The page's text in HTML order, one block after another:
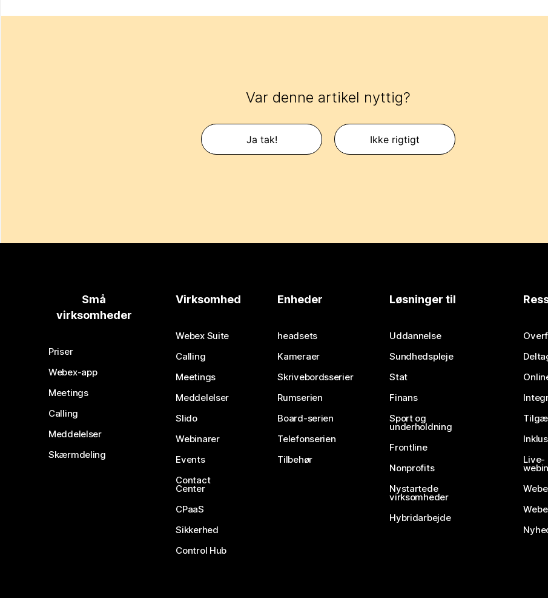
Var denne artikel nyttig?
Ja tak! Ikke rigtigt
Små
virksomheder
Priser
Webex-app
Meetings
Calling
Meddelelser
Skærmdeling
Virksomhed
Webex Suite
Calling
Meetings
Meddelelser
Slido
Webinarer
Events
Contact
Center
CPaaS
Sikkerhed
Control Hub
Enheder
headsets
Kameraer
Skrivebordsserier
Rumserien
Board-serien
Telefonserien
Tilbehør
Løsninger til
Uddannelse
Sundhedspleje
Stat
Finans
Sport og
underholdning
Frontline
Nonprofits
Nystartede
virksomheder
Hybridarbejde
Live-